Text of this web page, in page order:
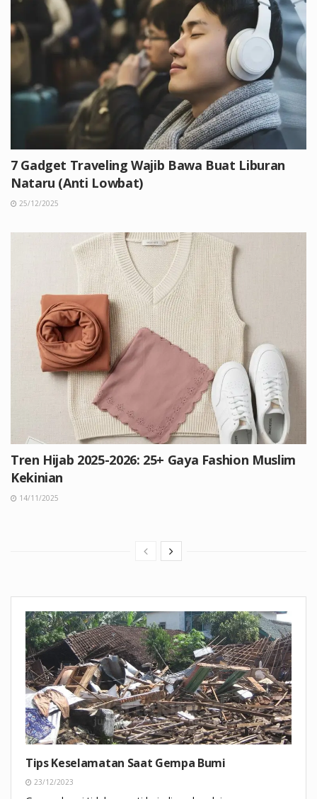
7 Gadget Traveling Wajib Bawa Buat Liburan
Nataru (Anti Lowbat)
25/12/2025
Tren Hijab 2025-2026: 25+ Gaya Fashion Muslim
Kekinian
14/11/2025
Tips Keselamatan Saat Gempa Bumi
23/12/2023